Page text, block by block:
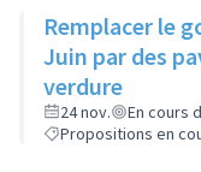
Remplacer le
Juin par des
verdure
24 nov.
En cours
Propositions en